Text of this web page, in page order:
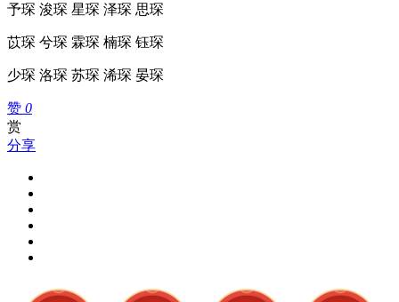
予琛 浚琛 星琛 泽琛 思琛
苡琛 兮琛 霖琛 楠琛 钰琛
少琛 洛琛 苏琛 浠琛 晏琛
赞 0
赏
分享